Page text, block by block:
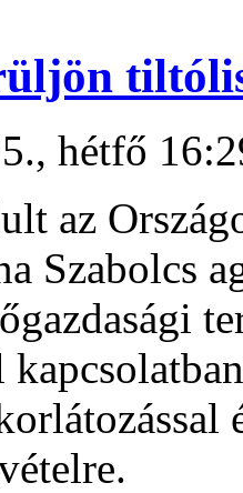
hétfő
az
Szabolcs